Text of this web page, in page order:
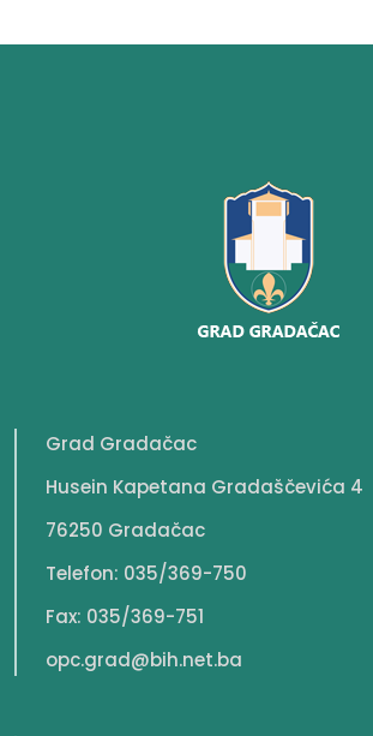
Grad Gradačac
Husein Kapetana Gradaščevića 4
76250 Gradačac
Telefon: 035/369-750
Fax: 035/369-751
opc.grad@bih.net.ba